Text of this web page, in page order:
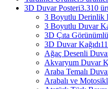
3D Duvar Posteri3.310
3 Boyutlu Derinlik
3 Boyutlu Duvar
3D Çıta
3D Duvar Kağıdı
Ağaç Desenli
Akvaryum Duvar
Araba Temalı
Arabalı ve